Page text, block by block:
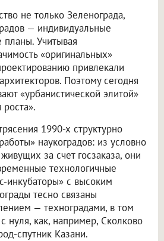
не только Зеленограда,
— индивидуальные
планы. Учитывая
«оригинальных»
привлекали
Поэтому сегодня
«урбанистической элитой»
1990-х структурно
наукоградов: из условно
за счет госзаказа, они
технологичные
инкубаторы» с высоким
тесно связаны
— техноградами, в том
нуля, как, например, Сколково
спутник Казани.